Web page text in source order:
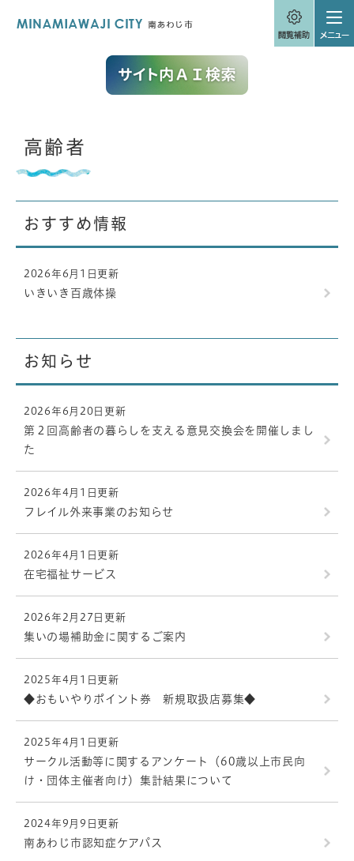
文高齢者
おすすめ情報
2026年6月1日更新
いきいき百歳体操
お知らせ
2026年6月20日更新
第２回高齢者の暮らしを支える意見交換会を開催しまし
た
2026年4月1日更新
フレイル外来事業のお知らせ
2026年4月1日更新
在宅福祉サービス
2026年2月27日更新
集いの場補助金に関するご案内
2025年4月1日更新
◆おもいやりポイント券 新規取扱店募集◆
2025年4月1日更新
サークル活動等に関するアンケート（60歳以上市民向
け・団体主催者向け）集計結果について
2024年9月9日更新
南あわじ市認知症ケアパス